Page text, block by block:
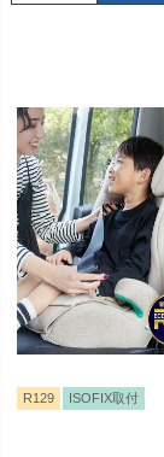
R129 ISOFIX取付